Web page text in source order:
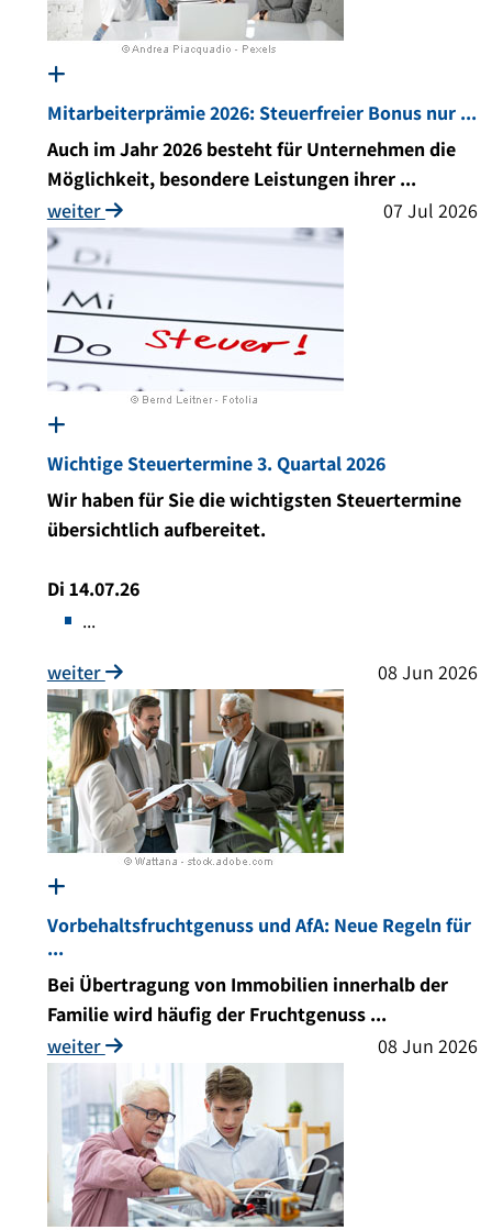
Mitarbeiterprämie 2026: Steuerfreier Bonus nur ...
Auch im Jahr 2026 besteht für Unternehmen die
Möglichkeit, besondere Leistungen ihrer ...
weiter
07 Jul 2026
Wichtige Steuertermine 3. Quartal 2026
Wir haben für Sie die wichtigsten Steuertermine
übersichtlich aufbereitet.
Di 14.07.26
...
weiter 08 Jun 2026
Vorbehaltsfruchtgenuss und AfA: Neue Regeln für
...
Bei Übertragung von Immobilien innerhalb der
Familie wird häufig der Fruchtgenuss ...
weiter
08 Jun 2026